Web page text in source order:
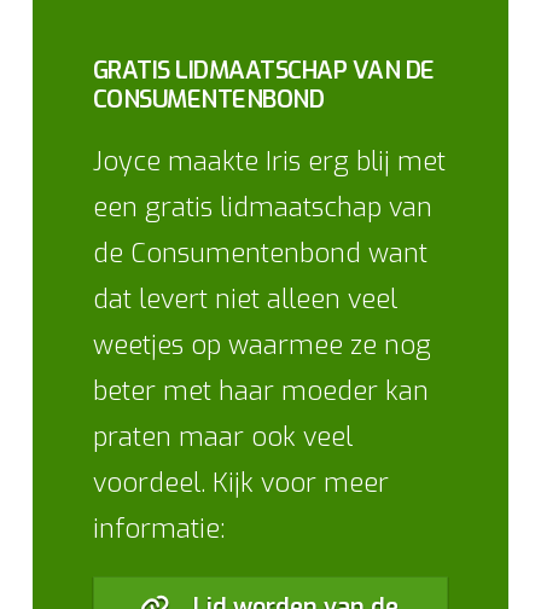
GRATIS LIDMAATSCHAP VAN DE
CONSUMENTENBOND
Joyce maakte Iris erg blij met
een gratis lidmaatschap van
de Consumentenbond want
dat levert niet alleen veel
weetjes op waarmee ze nog
beter met haar moeder kan
praten maar ook veel
voordeel. Kijk voor meer
informatie: